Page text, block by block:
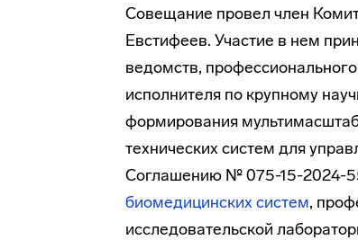
Совещание провел член
Евстифеев. Участие в нем
ведомств,
исполнителя по крупному
формирования
технических систем для
Соглашению № 075-15-2024-
биомедицинских систем,
исследовательской